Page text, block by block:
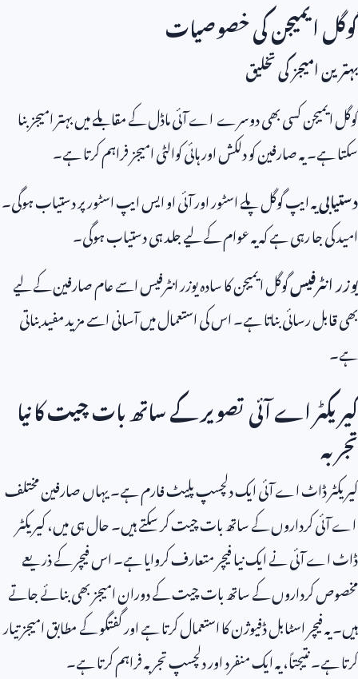
گوگل ایمیجن کی خصوصیات
بہترین امیجز کی تخلیق
گوگل ایمیجن کسی بھی دوسرے اے آئی ماڈل کے مقابلے میں بہتر امیجز بنا
سکتا ہے۔ یہ صارفین کو دلکش اور ہائی کوالٹی امیجز فراہم کرتا ہے۔
دستیابییہ ایپ گوگل پلے اسٹور اور آئی او ایس ایپ اسٹور پر دستیاب ہوگی۔
امید کی جا رہی ہے کہ یہ عوام کے لیے جلد ہی دستیاب ہوگی۔
یوزر انٹرفیسگوگل ایمیجن کا سادہ یوزر انٹرفیس اسے عام صارفین کے لیے
بھی قابل رسائی بناتا ہے۔ اس کی استعمال میں آسانی اسے مزید مفید بناتی
ہے۔
کیریکٹر اے آئی تصویر کے ساتھ بات چیت کا نیا
تجربہ
کیریکٹر ڈاٹ اے آئی ایک دلچسپ پلیٹ فارم ہے۔ یہاں صارفین مختلف
اے آئی کرداروں کے ساتھ بات چیت کر سکتے ہیں۔ حال ہی میں، کیریکٹر
ڈاٹ اے آئی نے ایک نیا فیچر متعارف کروایا ہے۔ اس فیچر کے ذریعے
مخصوص کرداروں کے ساتھ بات چیت کے دوران امیجز بھی بنائے جاتے
ہیں۔ یہ فیچر اسٹابل ڈفیوژن کا استعمال کرتا ہے اور گفتگو کے مطابق امیجز تیار
کرتا ہے۔ نتیجتاً، یہ ایک منفرد اور دلچسپ تجربہ فراہم کرتا ہے۔